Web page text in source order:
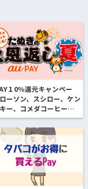
１0％還元キャンペー
ーソン、スシロー、ケン
ー、コメダコーヒーな
～8/31